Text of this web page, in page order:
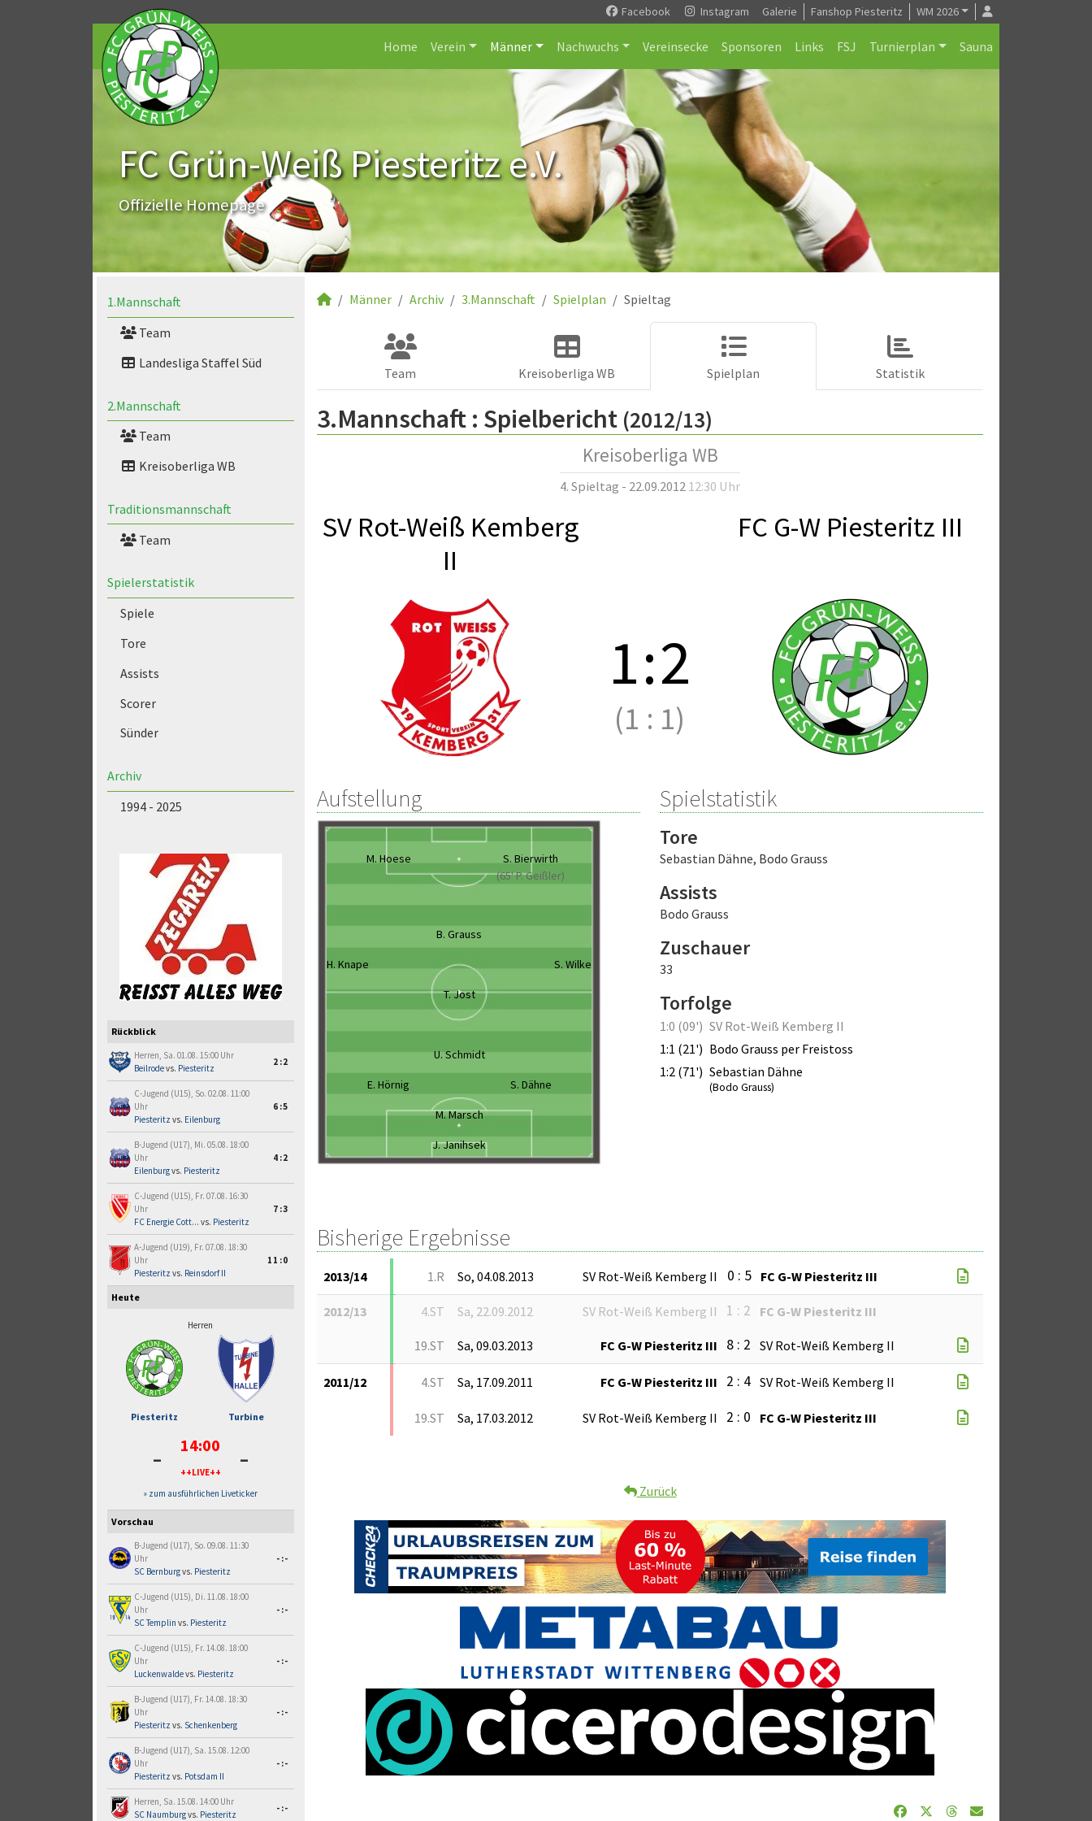
Facebook Instagram Galerie Fanshop Piesteritz WM 2026
Home Verein Männer Nachwuchs Vereinsecke Sponsoren Links FSJ Turnierplan Sauna
FC Grün-Weiß Piesteritz e.V.
Offizielle Homepage
1.Mannschaft
Team
Landesliga Staffel Süd
2.Mannschaft
Team
Kreisoberliga WB
Traditionsmannschaft
Team
Spielerstatistik
Spiele
Tore
Assists
Scorer
Sünder
Archiv
1994 - 2025
Rückblick
Herren, Sa. 01.08. 15:00 Uhr
Beilrodevs. Piesteritz
2:2
C-Jugend (U15), So. 02.08. 11:00
Uhr
Piesteritz vs. Eilenburg
6:5
B-Jugend (U17), Mi. 05.08. 18:00
Uhr
Eilenburgvs. Piesteritz
4:2
C-Jugend (U15), Fr. 07.08. 16:30
Uhr
FC Energie Cott... vs. Piesteritz
7:3
A-Jugend (U19), Fr. 07.08. 18:30
Uhr
Piesteritz vs. Reinsdorf II
11:0
Heute
Herren
Piesteritz Turbine
- 14:00
++LIVE++ -
» zum ausführlichen Liveticker
Vorschau
B-Jugend (U17), So. 09.08. 11:30
Uhr
SC Bernburgvs. Piesteritz
-:-
C-Jugend (U15), Di. 11.08. 18:00
Uhr
SC Templin vs. Piesteritz
-:-
C-Jugend (U15), Fr. 14.08. 18:00
Uhr
Luckenwaldevs. Piesteritz
-:-
B-Jugend (U17), Fr. 14.08. 18:30
Uhr
Piesteritz vs. Schenkenberg
-:-
B-Jugend (U17), Sa. 15.08. 12:00
Uhr
Piesteritz vs. Potsdam II
-:-
Herren, Sa. 15.08. 14:00 Uhr
SC Naumburgvs. Piesteritz
-:-
Männer Archiv 3.Mannschaft Spielplan Spieltag
Team Kreisoberliga WB Spielplan Statistik
3.Mannschaft : Spielbericht (2012/13)
Kreisoberliga WB
4. Spieltag - 22.09.2012 12:30 Uhr
SV Rot-Weiß Kemberg
II
FC G-W Piesteritz III
1:2
(1 : 1)
Aufstellung
M. Hoese
S. Bierwirth
(65' P. Geißler)
B. Grauss
H. Knape S. Wilke
T. Jost
U. Schmidt
E. Hörnig S. Dähne
M. Marsch
J. Janihsek
Spielstatistik
Tore
Sebastian Dähne, Bodo Grauss
Assists
Bodo Grauss
Zuschauer
33
Torfolge
1:0 (09') SV Rot-Weiß Kemberg II
1:1 (21') Bodo Grauss per Freistoss
1:2 (71') Sebastian Dähne
(Bodo Grauss)
Bisherige Ergebnisse
2013/14 1.R So, 04.08.2013 SV Rot-Weiß Kemberg II 0 : 5 FC G-W Piesteritz III
2012/13 4.ST Sa, 22.09.2012 SV Rot-Weiß Kemberg II 1 : 2 FC G-W Piesteritz III
19.ST Sa, 09.03.2013 FC G-W Piesteritz III 8 : 2 SV Rot-Weiß Kemberg II
2011/12 4.ST Sa, 17.09.2011 FC G-W Piesteritz III 2 : 4 SV Rot-Weiß Kemberg II
19.ST Sa, 17.03.2012 SV Rot-Weiß Kemberg II 2 : 0 FC G-W Piesteritz III
Zurück